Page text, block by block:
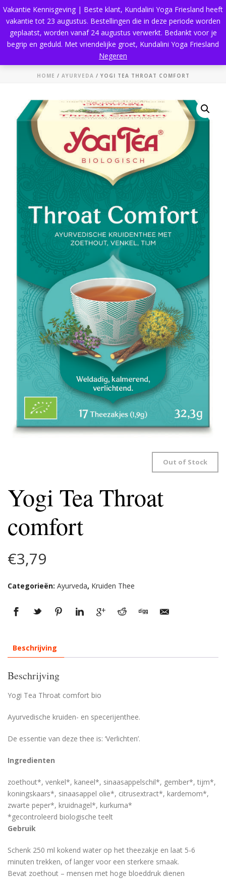
HOME / AYURVEDA / YOGI TEA THROAT COMFORT
Out of Stock
Yogi Tea Throat
comfort
€3,79
Categorieën: Ayurveda, Kruiden Thee
Beschrijving
Beschrijving
Yogi Tea Throat comfort bio
Ayurvedische kruiden- en specerijenthee.
De essentie van deze thee is: ‘Verlichten’.
Ingredienten
zoethout*, venkel*, kaneel*, sinaasappelschil*, gember*, tijm*,
koningskaars*, sinaasappel olie*, citrusextract*, kardemom*,
zwarte peper*, kruidnagel*, kurkuma*
*gecontroleerd biologische teelt
Gebruik
Schenk 250 ml kokend water op het theezakje en laat 5-6
minuten trekken, of langer voor een sterkere smaak.
Bevat zoethout – mensen met hoge bloeddruk dienen
Vakantie Kennisgeving | Beste klant, Kundalini Yoga Friesland heeft
vakantie tot 23 augustus. Bestellingen die in deze periode worden
geplaatst, worden vanaf 24 augustus verwerkt. Bedankt voor je
begrip en geduld. Met vriendelijke groet, Kundalini Yoga Friesland
Negeren